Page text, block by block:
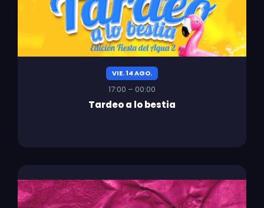
VIE. 14 AGO.
17:00 – 00:00
Tardeo a lo bestia